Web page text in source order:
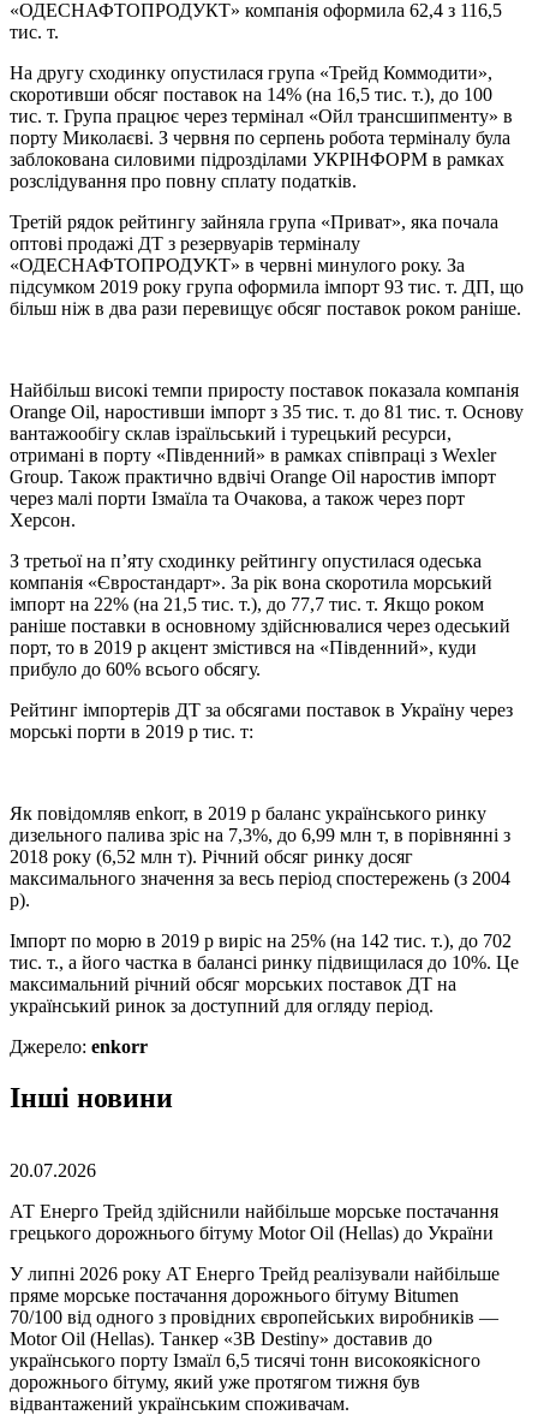
«ОДЕСНАФТОПРОДУКТ» компанія оформила 62,4 з 116,5
тис. т.
На другу сходинку опустилася група «Трейд Коммодити»,
скоротивши обсяг поставок на 14% (на 16,5 тис. т.), до 100
тис. т. Група працює через термінал «Ойл трансшипменту» в
порту Миколаєві. З червня по серпень робота терміналу була
заблокована силовими підрозділами УКРІНФОРМ в рамках
розслідування про повну сплату податків.
Третій рядок рейтингу зайняла група «Приват», яка почала
оптові продажі ДТ з резервуарів терміналу
«ОДЕСНАФТОПРОДУКТ» в червні минулого року. За
підсумком 2019 року група оформила імпорт 93 тис. т. ДП, що
більш ніж в два рази перевищує обсяг поставок роком раніше.
Найбільш високі темпи приросту поставок показала компанія
Orange Oil, наростивши імпорт з 35 тис. т. до 81 тис. т. Основу
вантажообігу склав ізраїльський і турецький ресурси,
отримані в порту «Південний» в рамках співпраці з Wexler
Group. Також практично вдвічі Orange Oil наростив імпорт
через малі порти Ізмаїла та Очакова, а також через порт
Херсон.
З третьої на п’яту сходинку рейтингу опустилася одеська
компанія «Євростандарт». За рік вона скоротила морський
імпорт на 22% (на 21,5 тис. т.), до 77,7 тис. т. Якщо роком
раніше поставки в основному здійснювалися через одеський
порт, то в 2019 р акцент змістився на «Південний», куди
прибуло до 60% всього обсягу.
Рейтинг імпортерів ДТ за обсягами поставок в Україну через
морські порти в 2019 р тис. т:
Як повідомляв enkorr, в 2019 р баланс українського ринку
дизельного палива зріс на 7,3%, до 6,99 млн т, в порівнянні з
2018 року (6,52 млн т). Річний обсяг ринку досяг
максимального значення за весь період спостережень (з 2004
р).
Імпорт по морю в 2019 р виріс на 25% (на 142 тис. т.), до 702
тис. т., а його частка в балансі ринку підвищилася до 10%. Це
максимальний річний обсяг морських поставок ДТ на
український ринок за доступний для огляду період.
Джерело: enkorr
Інші новини
20.07.2026
АТ Енерго Трейд здійснили найбільше морське постачання
грецького дорожнього бітуму Motor Oil (Hellas) до України
У липні 2026 року АТ Енерго Трейд реалізували найбільше
пряме морське постачання дорожнього бітуму Bitumen
70/100 від одного з провідних європейських виробників —
Motor Oil (Hellas). Танкер «3B Destiny» доставив до
українського порту Ізмаїл 6,5 тисячі тонн високоякісного
дорожнього бітуму, який уже протягом тижня був
відвантажений українським споживачам.